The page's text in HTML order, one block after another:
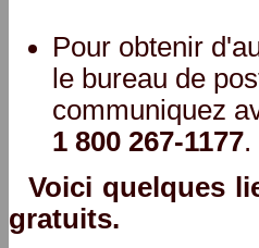
Pour obtenir
le bureau de
communiquez
1 800 267-1177.
Voici quelques
gratuits.